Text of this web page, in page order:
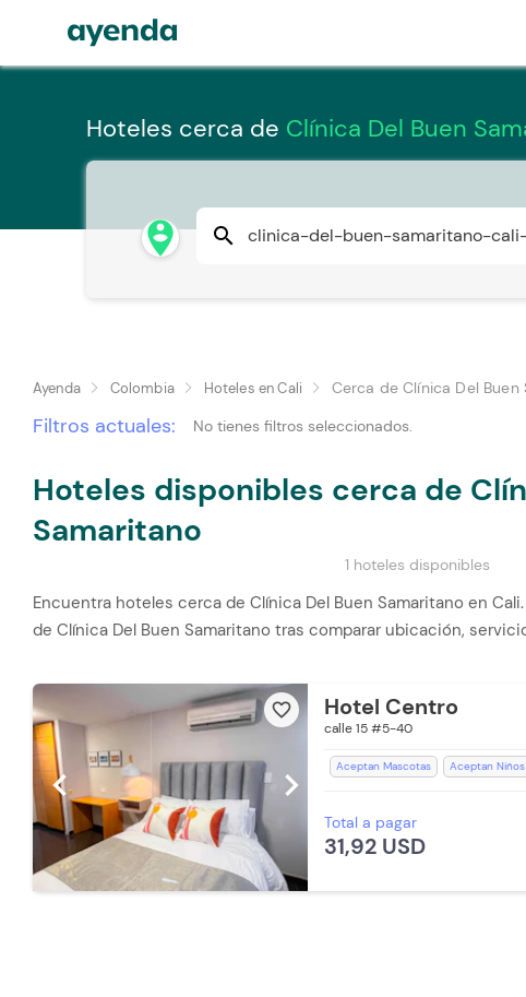
Hoteles cerca de Clínica Del Buen
person_pin_circle search
Ayenda Colombia Hoteles en Cali Cerca de Clínica Del Buen
Filtros actuales: No tienes filtros seleccionados.
Hoteles disponibles cerca de
Samaritano
1 hoteles disponibles
Encuentra hoteles cerca de Clínica Del Buen Samaritano en
de Clínica Del Buen Samaritano tras comparar ubicación,
favorite_border
chevron_left chevron_right
Hotel Centro
calle 15 #5-40
Aceptan Mascotas Aceptan Niños
Espacios Impecables
Lavandería (Cargo Extra)
Total a pagar
31,92 USD